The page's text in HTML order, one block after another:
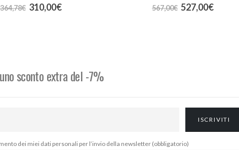
364,78€ Il
prezzo
310,00€Il
567,00€ Il
prezzo
527,00€Il
sconto extra del -7%
dei miei dati personali per l’invio della newsletter (obbligatorio)